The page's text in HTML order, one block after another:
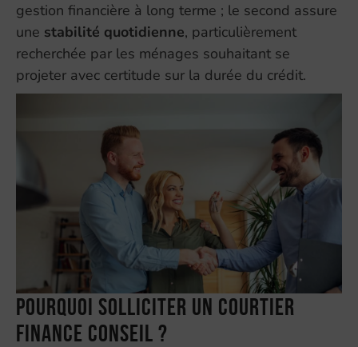
gestion financière à long terme ; le second assure
une stabilité quotidienne, particulièrement
recherchée par les ménages souhaitant se
projeter avec certitude sur la durée du crédit.
Pourquoi solliciter un courtier
Finance Conseil ?